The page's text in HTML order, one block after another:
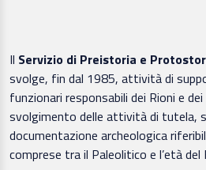
Il Servizio di Preistoria e
svolge, fin dal 1985, attività di
funzionari responsabili dei Rioni e
svolgimento delle attività di tutela,
documentazione archeologica
comprese tra il Paleolitico e l’età del